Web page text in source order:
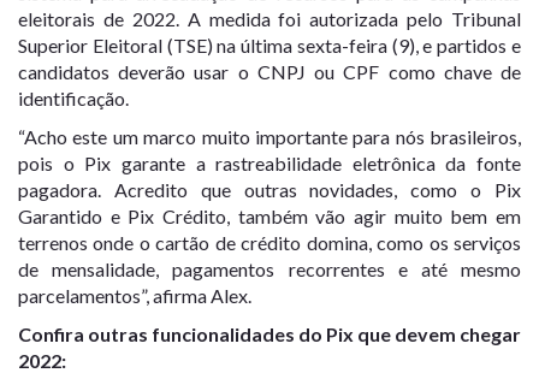
eleitorais de 2022. A medida foi autorizada pelo Tribunal
Superior Eleitoral (TSE) na última sexta-feira (9), e partidos e
candidatos deverão usar o CNPJ ou CPF como chave de
identificação.
“Acho este um marco muito importante para nós brasileiros,
pois o Pix garante a rastreabilidade eletrônica da fonte
pagadora. Acredito que outras novidades, como o Pix
Garantido e Pix Crédito, também vão agir muito bem em
terrenos onde o cartão de crédito domina, como os serviços
de mensalidade, pagamentos recorrentes e até mesmo
parcelamentos”, afirma Alex.
Confira outras funcionalidades do Pix que devem chegar
2022: